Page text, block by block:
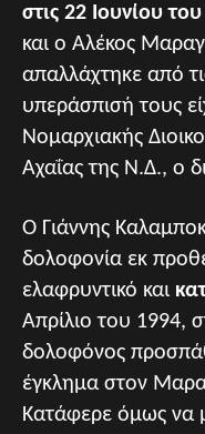
στις 22 Ιουνίου
και ο Αλέκος
απαλλάχτηκε από
υπεράσπισή τους
Νομαρχιακής
Αχαΐας της Ν.Δ., ο
Ο Γιάννης
δολοφονία εκ
ελαφρυντικό και
Απρίλιο του 1994,
δολοφόνος
έγκλημα στον
Κατάφερε όμως να